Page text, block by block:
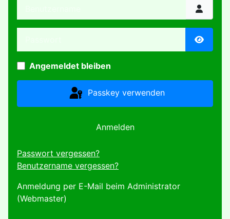
Angemeldet bleiben
Passkey verwenden
Anmelden
Passwort vergessen?
Benutzername vergessen?
Anmeldung per E-Mail beim Administrator
(Webmaster)